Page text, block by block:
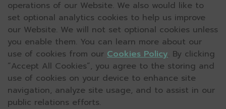
operations of our Website. We also would like to
set optional analytics cookies to help us improve
our Website. We will not set optional cookies unless
you enable them. You can learn more about our
use of cookies from our Cookies Policy. By clicking
“Accept All Cookies”, you agree to the storing and
use of cookies on your device to enhance site
navigation, analyze site usage, and to assist in our
public relations efforts.